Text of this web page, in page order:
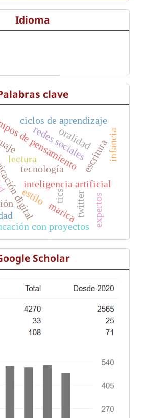
Idioma
clave
tecnología
digital
inteligencia artificial
tics
de pensamiento
ciclos de aprendizaje
con proyectos
redes sociales
estilo
lectura escritura
oralidad
maricatwitter
infancia
expertos
Scholar